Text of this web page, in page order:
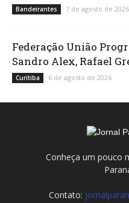
Bandeirantes 7 de agosto de 2026
Federação União
Sandro Alex, Rafael
Curitiba 6 de agosto de 2026
Conheça um pouco
Contato: